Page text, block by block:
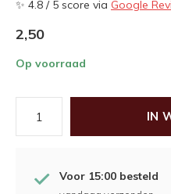
✨ 4.8 / 5 score via Google
2,50
Op voorraad
IN
Voor 15:00 besteld